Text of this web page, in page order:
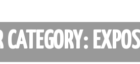
CATEGORY: